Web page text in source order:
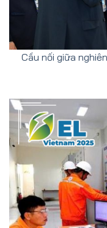
Cầu nối giữa